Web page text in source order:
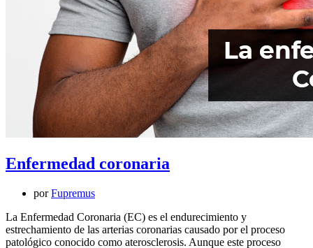
Enfermedad coronaria
porFupremus
La Enfermedad Coronaria (EC) es el endurecimiento y
estrechamiento de las arterias coronarias causado por el proceso
patológico conocido como aterosclerosis. Aunque este proceso